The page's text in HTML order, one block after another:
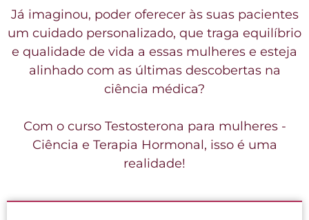
Já imaginou, poder oferecer às suas pacientes
um cuidado personalizado, que traga equilíbrio
e qualidade de vida a essas mulheres e esteja
alinhado com as últimas descobertas na
ciência médica?
Com o curso Testosterona para mulheres -
Ciência e Terapia Hormonal, isso é uma
realidade!